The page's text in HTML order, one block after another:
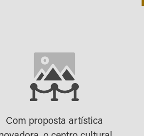
Com proposta artística